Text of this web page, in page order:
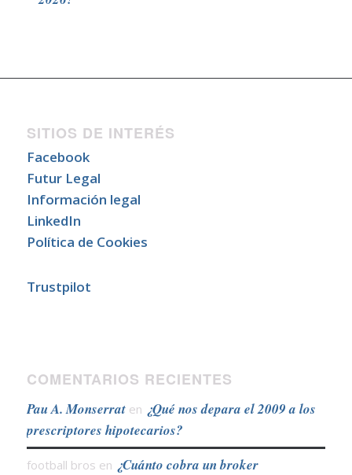
SITIOS DE INTERÉS
Facebook
Futur Legal
Información legal
LinkedIn
Política de Cookies
Trustpilot
COMENTARIOS RECIENTES
Pau A. Monserraten ¿Qué nos depara el 2009 a los
prescriptores hipotecarios?
football bros en ¿Cuánto cobra un broker